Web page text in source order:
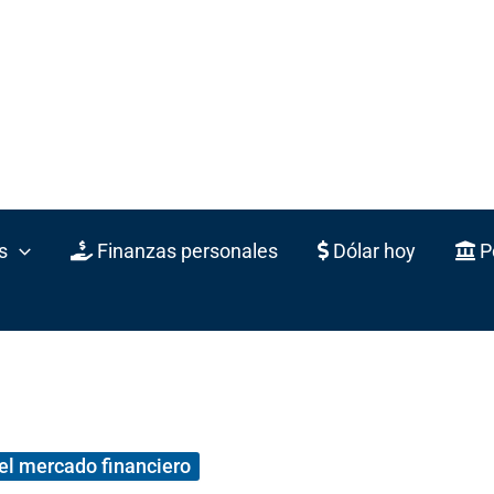
Finanzas personales Dólar hoy
mercado financiero